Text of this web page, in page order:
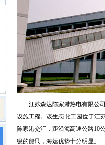
江苏森达陈家港热电有限公
设施工程。该生态化工园位于江
陈家港交汇，距沿海高速公路10
级的船只，海运优势十分明显。